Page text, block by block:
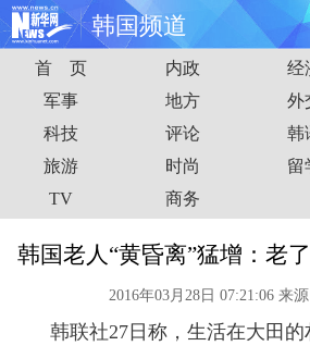
韩国频道
首页 时政 国
娱乐 体育 人
时尚 思客
港澳 台湾 华
能源 房
首 页 内政 经
军事
地方 外
科技
评论 韩
旅游
时尚 留
TV
商务
韩国老人“黄昏离”猛增：老
2016年03月28日 07:21:06 来源
韩联社27日称，生活在大田的